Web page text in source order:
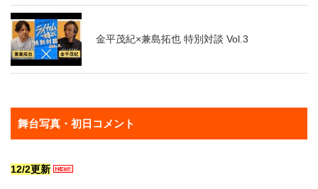
金平茂紀×兼島拓也 特別対談 Vol.3
金平茂紀×兼島拓也 特別対談 Vol.4
舞台写真・初日コメント
12/2更新